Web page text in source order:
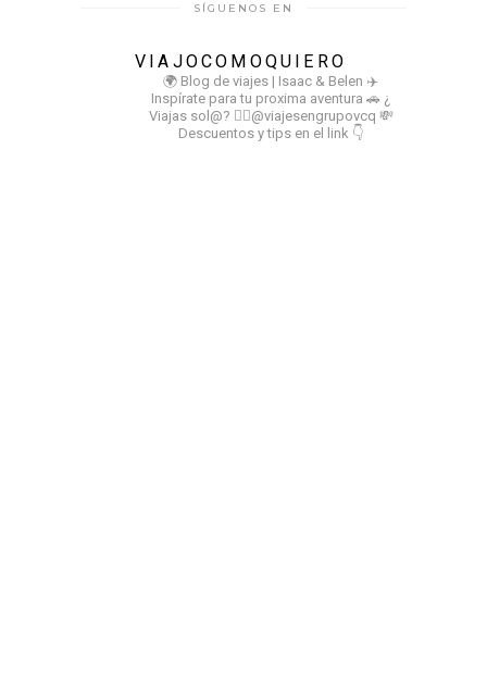
SÍGUENOS EN
VIAJOCOMOQUIERO
🌍 Blog de viajes | Isaac & Belen ✈️
Inspírate para tu proxima aventura 🚗 ¿
Viajas sol@? 👉🏻@viajesengrupovcq 💸
Descuentos y tips en el link 👇